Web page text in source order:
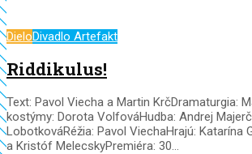
DieloDivadlo Artefakt
Riddikulus!
Text: Pavol Viecha a Martin KrčDramaturgia:
kostýmy: Dorota VolfováHudba: Andrej
LobotkováRéžia: Pavol ViechaHrajú: Katarína
a Kristóf MelecskyPremiéra: 30...